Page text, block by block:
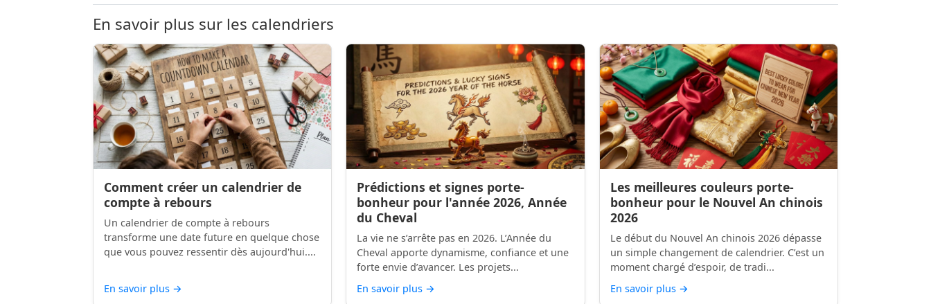
En savoir plus sur les calendriers
Comment créer un calendrier de
compte à rebours
Un calendrier de compte à rebours
transforme une date future en quelque chose
que vous pouvez ressentir dès aujourd'hui....
En savoir plus →
Prédictions et signes porte-
bonheur pour l'année 2026, Année
du Cheval
La vie ne s’arrête pas en 2026. L’Année du
Cheval apporte dynamisme, confiance et une
forte envie d’avancer. Les projets...
En savoir plus →
Les meilleures couleurs porte-
bonheur pour le Nouvel An chinois
2026
Le début du Nouvel An chinois 2026 dépasse
un simple changement de calendrier. C’est un
moment chargé d’espoir, de tradi...
En savoir plus →